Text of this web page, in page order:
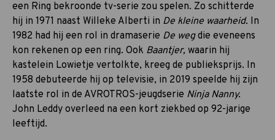
een Ring bekroonde tv-serie zou spelen. Zo schitterde
hij in 1971 naast Willeke Alberti in De kleine waarheid. In
1982 had hij een rol in dramaserie De wegdie eveneens
kon rekenen op een ring. Ook Baantjer, waarin hij
kastelein Lowietje vertolkte, kreeg de publieksprijs. In
1958 debuteerde hij op televisie, in 2019 speelde hij zijn
laatste rol in de AVROTROS-jeugdserie Ninja Nanny.
John Leddy overleed na een kort ziekbed op 92-jarige
leeftijd.